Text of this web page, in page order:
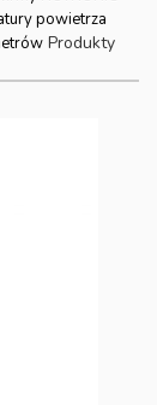
powietrza
Produkty